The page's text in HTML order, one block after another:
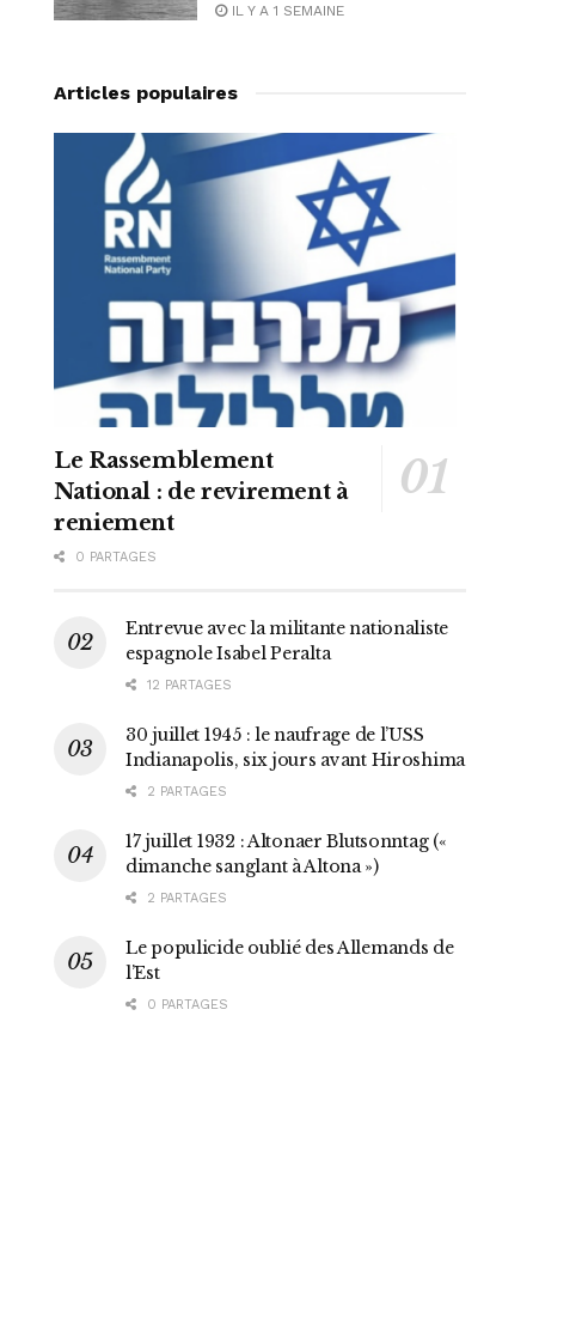
IL Y A 1 SEMAINE
Articles populaires
Le Rassemblement
National : de revirement à
reniement
0 PARTAGES
Entrevue avec la militante nationaliste
espagnole Isabel Peralta
12 PARTAGES
30 juillet 1945 : le naufrage de l’USS
Indianapolis, six jours avant Hiroshima
2 PARTAGES
17 juillet 1932 : Altonaer Blutsonntag («
dimanche sanglant à Altona »)
2 PARTAGES
Le populicide oublié des Allemands de
l’Est
0 PARTAGES